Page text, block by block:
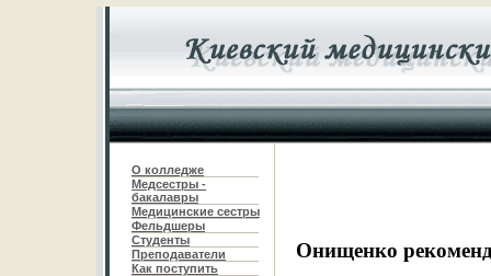
О колледже
Медсестры -
бакалавры
Медицинские сестры
Фельдшеры
Студенты
Преподаватели
Как поступить
Онищенко